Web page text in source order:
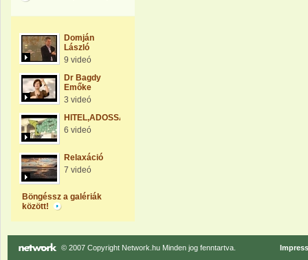
Domján
László
9 videó
Dr Bagdy
Emőke
3 videó
HITEL,ADOSSÁG
6 videó
Relaxáció
7 videó
Böngéssz a galériák
között!
© 2007 Copyright Network.hu Minden jog fenntartva.